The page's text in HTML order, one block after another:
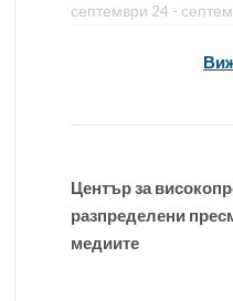
септември 24 -
Център за
разпределени
медиите